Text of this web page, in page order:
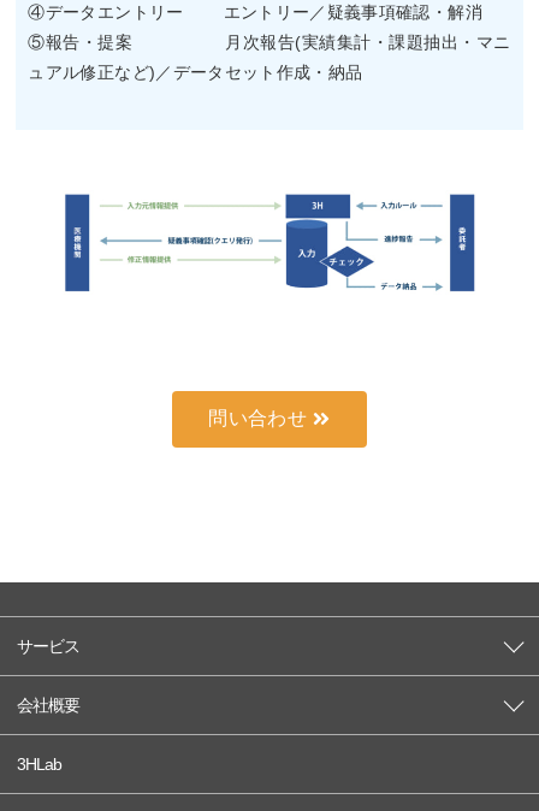
④データエントリー エントリー／疑義事項確認・解消
⑤報告・提案 月次報告(実績集計・課題抽出・マニ
ュアル修正など)／データセット作成・納品
問い合わせ
サービス
会社概要
3HLab